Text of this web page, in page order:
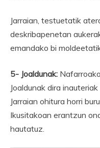
Jarraian, testuetatik
deskribapenetan
emandako bi
5- Joaldunak:
Joaldunak dira
Jarraian ohitura horri
Ikusitakoan erantzun
hautatuz.